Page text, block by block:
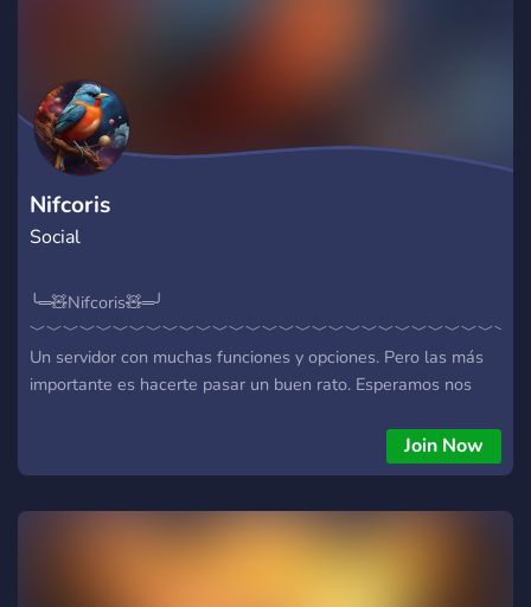
Nifcoris
Social
╰═🧸Nifcoris🧸═╯
Un servidor con muchas funciones y opciones. Pero las más
importante es hacerte pasar un buen rato. Esperamos nos
nuevas sugerencias y preferencias!. 🖇 ¿Qué le ofrece este
servidor? 🖇 ✧ Canales variados ✧ Bots con diferentes
incluidas ✧ Servidor SFW ✧ Autoroles ✧ Chat organizando
✧ Sistema de niveles ✧ Canales de entretención y música ✧
Join Now